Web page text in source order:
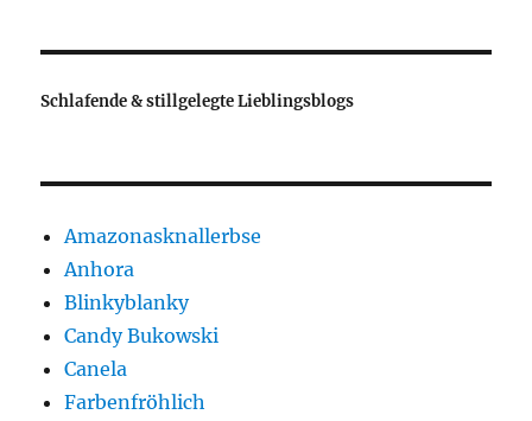
Schlafende & stillgelegte Lieblingsblogs
Amazonasknallerbse
Anhora
Blinkyblanky
Candy Bukowski
Canela
Farbenfröhlich